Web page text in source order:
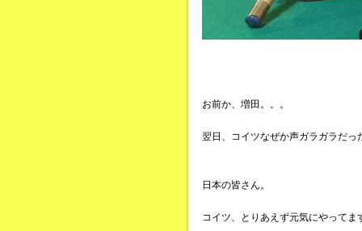
お前か、増田。。。
翌日、コイツなぜか声ガラガラだっ
日本の皆さん。
コイツ、とりあえず元気にやってま